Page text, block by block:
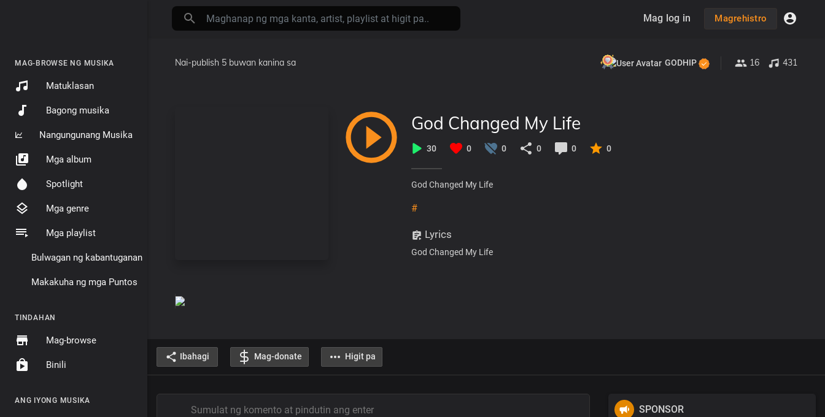
MAG-BROWSE NG MUSIKA
Matuklasan
Bagong musika
Nangungunang Musika
Mga album
Spotlight
Mga genre
Mga playlist
Bulwagan ng kabantuganan
Makakuha ng mga Puntos
TINDAHAN
Mag-browse
Binili
ANG IYONG MUSIKA
Mag log in Magrehistro
Nai-publish 5 buwan kanina sa GODHIP 16 431
God Changed My Life
30 0 0 0 0 0
God Changed My Life
#
Lyrics
God Changed My Life
Ibahagi Mag-donate Higit pa
SPONSOR